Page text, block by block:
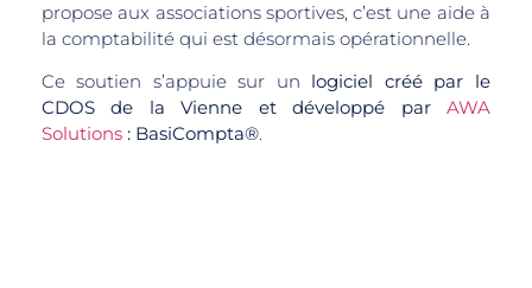
propose aux associations sportives, c’est une aide à
la comptabilité qui est désormais opérationnelle.
Ce soutien s’appuie sur un logiciel créé par le
CDOS de la Vienne et développé par AWA
Solutions : BasiCompta®.